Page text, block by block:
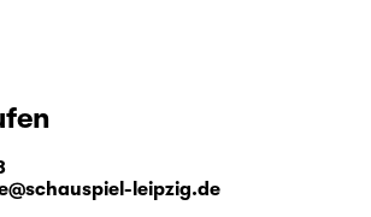
leipzig.de